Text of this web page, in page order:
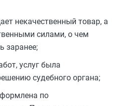
некачественный товар, а
силами, о чем
заранее;
услуг была
судебного органа;
по